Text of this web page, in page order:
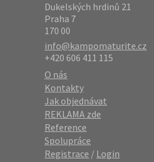
Dukelských hrdinů 21
Praha 7
170 00
info@kampomaturite.cz
+420 606 411 115
O nás
Kontakty
Jak objednávat
REKLAMA zde
Reference
Spolupráce
Registrace / Login